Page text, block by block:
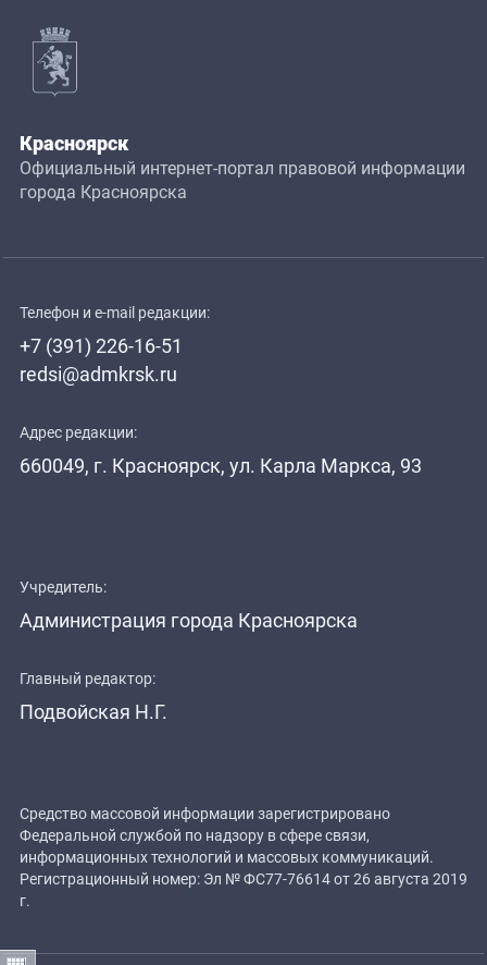
Красноярск
Официальный интернет-портал правовой информации
города Красноярска
Телефон и e-mail редакции:
+7 (391) 226-16-51
redsi@admkrsk.ru
Адрес редакции:
660049, г. Красноярск, ул. Карла Маркса, 93
Учредитель:
Администрация города Красноярска
Главный редактор:
Подвойская Н.Г.
Средство массовой информации зарегистрировано
Федеральной службой по надзору в сфере связи,
информационных технологий и массовых коммуникаций.
Регистрационный номер: Эл № ФС77-76614 от 26 августа 2019
г.